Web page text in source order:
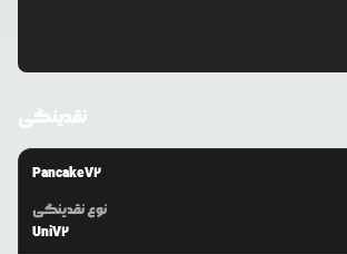
نقدینگی
PancakeV2
نوع نقدینگی
UniV2